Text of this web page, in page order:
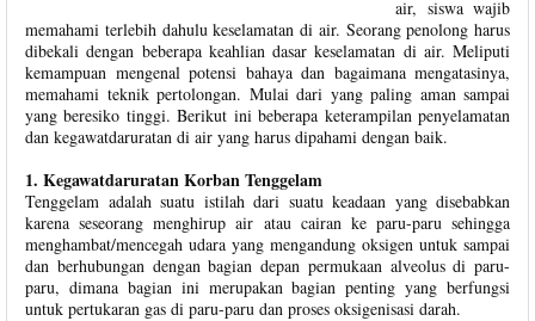
air, siswa wajib
memahami terlebih dahulu keselamatan di air. Seorang penolong harus
dibekali dengan beberapa keahlian dasar keselamatan di air. Meliputi
kemampuan mengenal potensi bahaya dan bagaimana mengatasinya,
memahami teknik pertolongan. Mulai dari yang paling aman sampai
yang beresiko tinggi. Berikut ini beberapa keterampilan penyelamatan
dan kegawatdaruratan di air yang harus dipahami dengan baik.
1. Kegawatdaruratan Korban Tenggelam
Tenggelam adalah suatu istilah dari suatu keadaan yang disebabkan
karena seseorang menghirup air atau cairan ke paru-paru sehingga
menghambat/mencegah udara yang mengandung oksigen untuk sampai
dan berhubungan dengan bagian depan permukaan alveolus di paru-
paru, dimana bagian ini merupakan bagian penting yang berfungsi
untuk pertukaran gas di paru-paru dan proses oksigenisasi darah.